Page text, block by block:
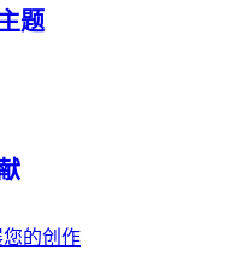
题
您的创作